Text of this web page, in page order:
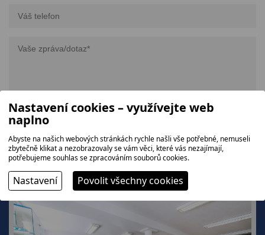
Nastavení cookies – využívejte web
naplno
Abyste na našich webových stránkách rychle našli vše potřebné, nemuseli
zbytečně klikat a nezobrazovaly se vám věci, které vás nezajímají,
potřebujeme souhlas se zpracováním souborů cookies.
Nastavení Povolit všechny cookies